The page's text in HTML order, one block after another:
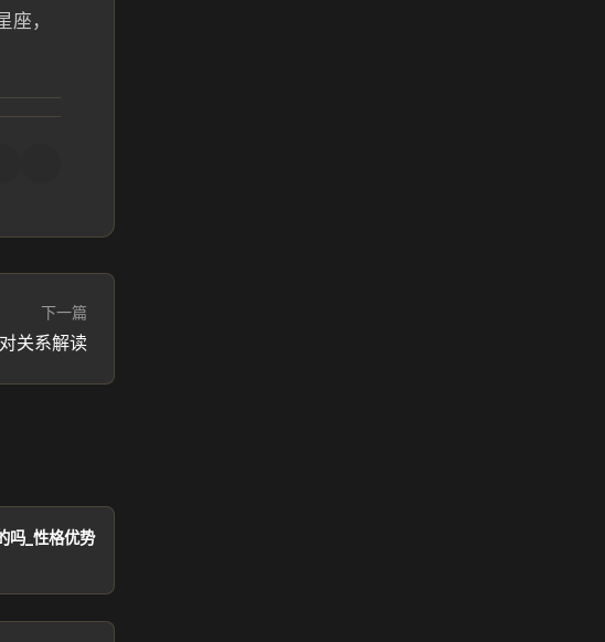
，
下一篇
关系解读
吗_性格优势